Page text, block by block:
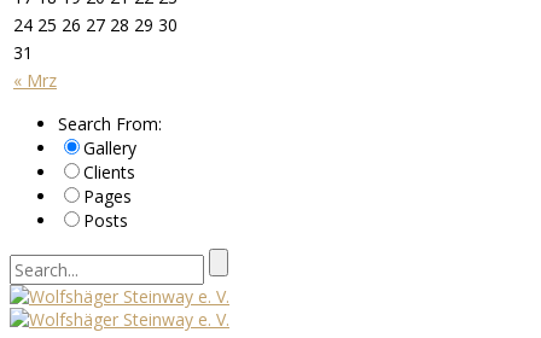
« Mrz
24 25 26 27 28 29 30
31
Search From:
Gallery
Clients
Pages
Posts